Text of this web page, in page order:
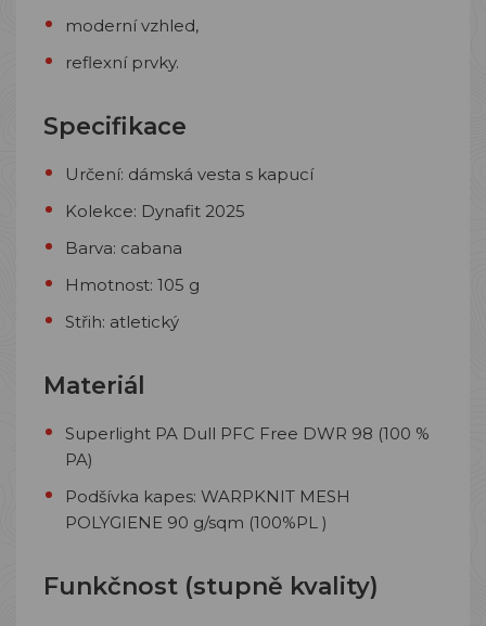
moderní vzhled,
reflexní prvky.
Specifikace
Určení: dámská vesta s kapucí
Kolekce: Dynafit 2025
Barva: cabana
Hmotnost: 105 g
Střih: atletický
Materiál
Superlight PA Dull PFC Free DWR 98 (100 %
PA)
Podšívka kapes: WARPKNIT MESH
POLYGIENE 90 g/sqm (100%PL )
Funkčnost (stupně kvality)